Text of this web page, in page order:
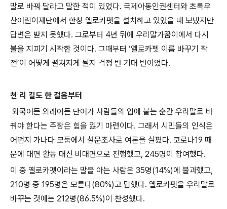
말로 바꿔 달라고 말한 적이 있었다. 국제아동인권센터와 초록우
산어린이재단에서 한창 옐로카펫을 설치하고 있었을 때 보냈지만
답변은 받지 못했다. 그로부터 4년 뒤에 우리말가꿈이에서 다시
불을 지피기 시작한 것이다. 그때부터 ‘옐로카펫 이름 바꾸기 작
전’이 어떻게 펼쳐지게 될지 걱정 반 기대 반이었다.
천 리 길도 한 걸음부터
외국어든 외래어든 단어가 사람들의 입에 붙는 순간 우리말로 바
꿔야 한다는 주장은 힘을 잃기 마련이다. 그래서 시민들의 인식은
어떤지 가나다 모둠에서 설문조사로 여론을 살폈다. 코로나19 때
문에 대면 활동 대신 비대면으로 진행했고, 245명이 참여했다.
이 중 옐로카펫이라는 말을 아는 사람은 35명(14%)에 불과했고,
210명 중 195명은 모른다(80%)고 답했다. 옐로카펫을 우리말로
바꾸는 것에는 212명(86.5%)이 찬성했다.